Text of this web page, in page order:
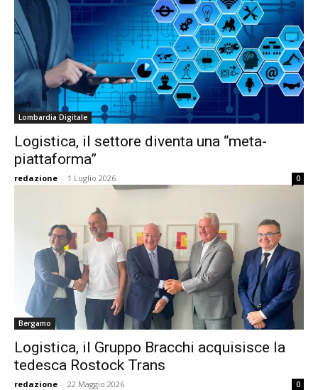
Lombardia Digitale
Logistica, il settore diventa una “meta-
piattaforma”
redazione - 1 Luglio 2026 0
Bergamo
Logistica, il Gruppo Bracchi acquisisce la
tedesca Rostock Trans
redazione - 22 Maggio 2026 0